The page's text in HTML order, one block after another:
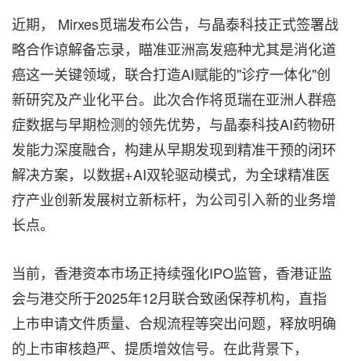
近期， Mirxes觅瑞发布公告，与晶泰科技正式签署战
略合作谅解备忘录，瞄准亚洲高发癌种尤其是消化道
癌这一关键领域，联合打造AI赋能的"诊疗一体化"创
新研究及产业化平台。此次合作将觅瑞在亚洲人群癌
症数据与早期检测的领先优势，与晶泰科技AI药物研
发能力深度融合，构建从早期发现到精准干预的闭环
解决方案，以数据+AI双轮驱动模式，为全球精准医
疗产业创新发展树立新标杆，为公司引入新的业务增
长点。
当前，香港资本市场正持续强化IPO监管，香港证监
会与港交所于2025年12月联合致函保荐机构，直指
上市申请文件质量、合规流程等突出问题，释放明确
的上市审核趋严、提质增效信号。在此背景下，